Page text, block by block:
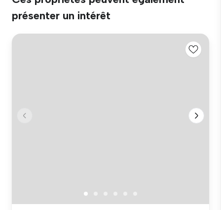
présenter un intérêt